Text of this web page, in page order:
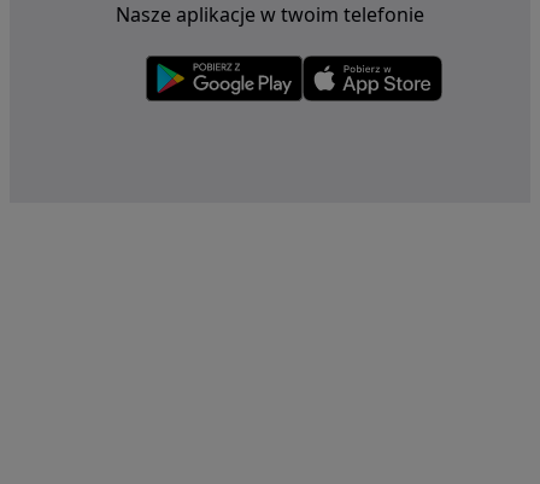
Nasze aplikacje w twoim telefonie